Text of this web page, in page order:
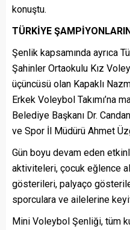
konuştu.
TÜRKİYE
Şenlik kapsamında ayrıca
Şahinler Ortaokulu Kız
üçüncüsü olan Kapaklı
Erkek Voleybol Takımı’na
Belediye Başkanı Dr.
ve Spor İl Müdürü Ahmet
Gün boyu devam eden
aktiviteleri, çocuk eğlence
gösterileri, palyaço
sporculara ve ailelerine
Mini Voleybol Şenliği, tüm